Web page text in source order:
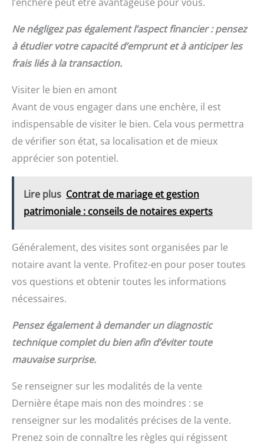
l’enchère peut être avantageuse pour vous.
Ne négligez pas également l’aspect financier : pensez
à étudier votre capacité d’emprunt et à anticiper les
frais liés à la transaction.
Visiter le bien en amont
Avant de vous engager dans une enchère, il est
indispensable de visiter le bien. Cela vous permettra
de vérifier son état, sa localisation et de mieux
apprécier son potentiel.
Lire plus Contrat de mariage et gestion
patrimoniale : conseils de notaires experts
Généralement, des visites sont organisées par le
notaire avant la vente. Profitez-en pour poser toutes
vos questions et obtenir toutes les informations
nécessaires.
Pensez également à demander un diagnostic
technique complet du bien afin d’éviter toute
mauvaise surprise.
Se renseigner sur les modalités de la vente
Dernière étape mais non des moindres : se
renseigner sur les modalités précises de la vente.
Prenez soin de connaître les règles qui régissent